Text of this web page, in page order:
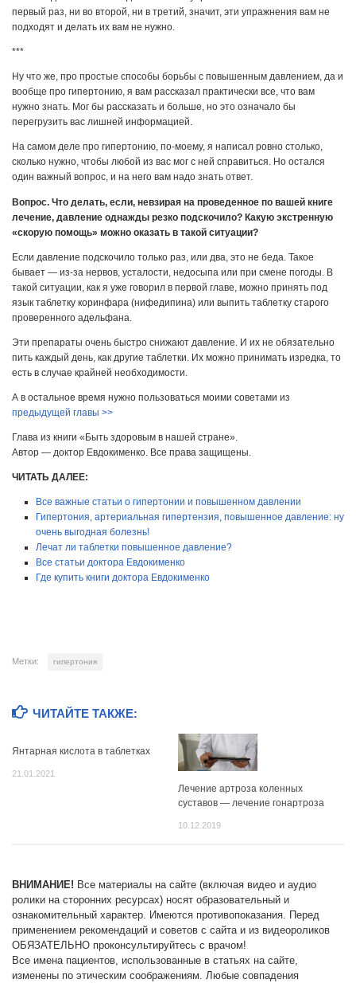
первый раз, ни во второй, ни в третий, значит, эти упражнения вам не
подходят и делать их вам не нужно.
***
Ну что же, про простые способы борьбы с повышенным давлением, да и
вообще про гипертонию, я вам рассказал практически все, что вам
нужно знать. Мог бы рассказать и больше, но это означало бы
перегрузить вас лишней информацией.
На самом деле про гипертонию, по-моему, я написал ровно столько,
сколько нужно, чтобы любой из вас мог с ней справиться. Но остался
один важный вопрос, и на него вам надо знать ответ.
Вопрос. Что делать, если, невзирая на проведенное по вашей книге
лечение, давление однажды резко подскочило? Какую экстренную
«скорую помощь» можно оказать в такой ситуации?
Если давление подскочило только раз, или два, это не беда. Такое
бывает — из-за нервов, усталости, недосыпа или при смене погоды. В
такой ситуации, как я уже говорил в первой главе, можно принять под
язык таблетку коринфара (нифедипина) или выпить таблетку старого
проверенного адельфана.
Эти препараты очень быстро снижают давление. И их не обязательно
пить каждый день, как другие таблетки. Их можно принимать изредка, то
есть в случае крайней необходимости.
А в остальное время нужно пользоваться моими советами из
предыдущей главы >>
Глава из книги «Быть здоровым в нашей стране».
Автор — доктор Евдокименко. Все права защищены.
ЧИТАТЬ ДАЛЕЕ:
Все важные статьи о гипертонии и повышенном давлении
Гипертония, артериальная гипертензия, повышенное давление: ну
очень выгодная болезнь!
Лечат ли таблетки повышенное давление?
Все статьи доктора Евдокименко
Где купить книги доктора Евдокименко
Метки: гипертония
ЧИТАЙТЕ ТАКЖЕ:
Янтарная кислота в таблетках
21.01.2021
Лечение артроза коленных
суставов — лечение гонартроза
10.12.2019
ВНИМАНИЕ! Все материалы на сайте (включая видео и аудио
ролики на сторонних ресурсах) носят образовательный и
ознакомительный характер. Имеются противопоказания. Перед
применением рекомендаций и советов с сайта и из видеороликов
ОБЯЗАТЕЛЬНО проконсультируйтесь с врачом!
Все имена пациентов, использованные в статьях на сайте,
изменены по этическим соображениям. Любые совпадения